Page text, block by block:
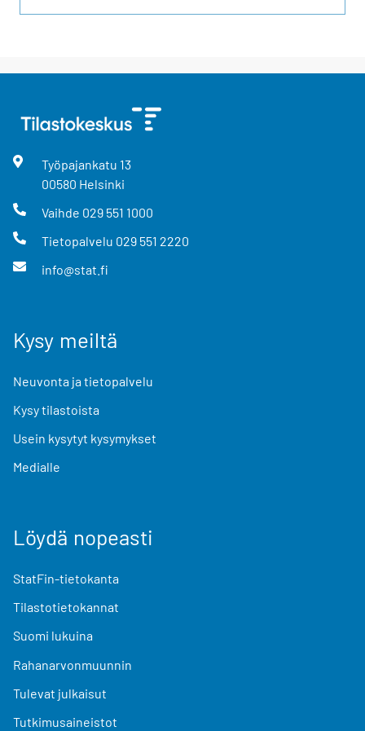
Työpajankatu 13
00580 Helsinki
Vaihde 029 551 1000
Tietopalvelu 029 551 2220
info@stat.fi
Kysy meiltä
Neuvonta ja tietopalvelu
Kysy tilastoista
Usein kysytyt kysymykset
Medialle
Löydä nopeasti
StatFin-tietokanta
Tilastotietokannat
Suomi lukuina
Rahanarvonmuunnin
Tulevat julkaisut
Tutkimusaineistot